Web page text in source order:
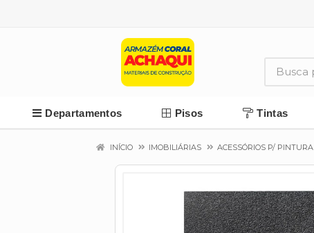
Departamentos Pisos Tintas
INÍCIO IMOBILIÁRIAS ACESSÓRIOS P/ PINTURA